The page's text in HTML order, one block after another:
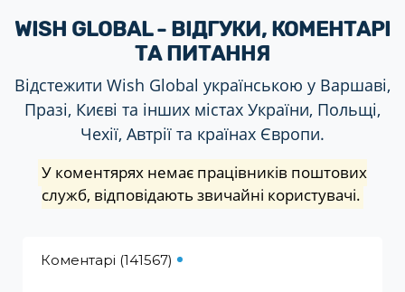
WISH GLOBAL - ВІДГУКИ, КОМЕНТАРІ
ТА ПИТАННЯ
Відстежити Wish Global українською у Варшаві,
Празі, Києві та інших містах України, Польщі,
Чехії, Автрії та країнах Європи.
У коментярях немає працівників поштових
служб, відповідають звичайні користувачі.